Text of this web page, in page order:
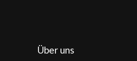
Über uns